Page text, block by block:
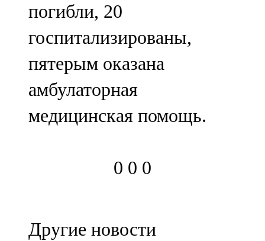
погибли, 20
госпитализированы,
пятерым оказана
амбулаторная
медицинская помощь.
0 0 0
Другие новости